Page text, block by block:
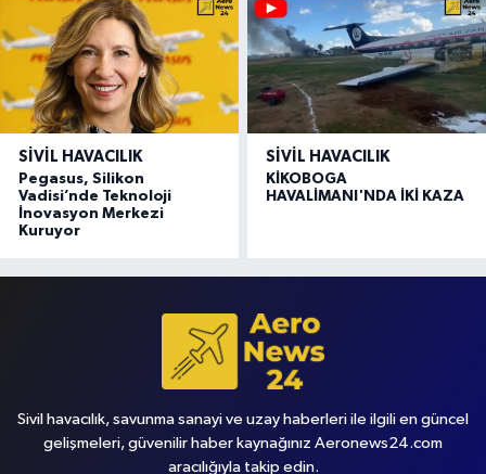
SIVIL HAVACILIK
Pegasus, Silikon
Vadisi’nde Teknoloji
İnovasyon Merkezi
Kuruyor
SIVIL HAVACILIK
KİKOBOGA
HAVALİMANI'NDA İKİ KAZA
Sivil havacılık, savunma sanayi ve uzay haberleri ile ilgili en güncel
gelişmeleri, güvenilir haber kaynağınız Aeronews24.com
aracılığıyla takip edin.